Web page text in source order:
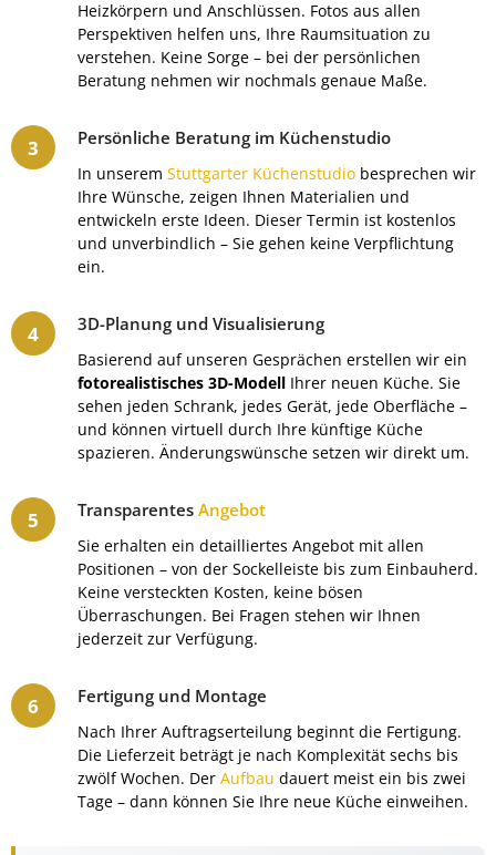
Heizkörpern und Anschlüssen. Fotos aus allen
Perspektiven helfen uns, Ihre Raumsituation zu
verstehen. Keine Sorge – bei der persönlichen
Beratung nehmen wir nochmals genaue Maße.
Persönliche Beratung im Küchenstudio
In unserem Stuttgarter Küchenstudio besprechen wir
Ihre Wünsche, zeigen Ihnen Materialien und
entwickeln erste Ideen. Dieser Termin ist kostenlos
und unverbindlich – Sie gehen keine Verpflichtung
ein.
3D-Planung und Visualisierung
Basierend auf unseren Gesprächen erstellen wir ein
fotorealistisches 3D-Modell Ihrer neuen Küche. Sie
sehen jeden Schrank, jedes Gerät, jede Oberfläche –
und können virtuell durch Ihre künftige Küche
spazieren. Änderungswünsche setzen wir direkt um.
TransparentesAngebot
Sie erhalten ein detailliertes Angebot mit allen
Positionen – von der Sockelleiste bis zum Einbauherd.
Keine versteckten Kosten, keine bösen
Überraschungen. Bei Fragen stehen wir Ihnen
jederzeit zur Verfügung.
Fertigung und Montage
Nach Ihrer Auftragserteilung beginnt die Fertigung.
Die Lieferzeit beträgt je nach Komplexität sechs bis
zwölf Wochen. Der Aufbau dauert meist ein bis zwei
Tage – dann können Sie Ihre neue Küche einweihen.